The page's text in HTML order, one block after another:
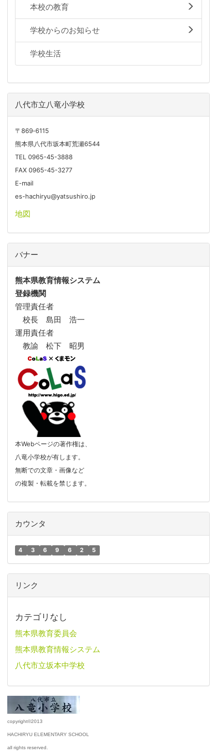
本校の教育
学校からのお知らせ
学校生活
八代市立八竜小学校
〒869‐6115
熊本県八代市坂本町荒瀬6544
TEL 0965-45-3888
FAX 0965-45-3277
E-mail
es-hachiryu@yatsushiro.jp
地図
バナー
熊本県教育情報システム
登録機関
管理責任者
校長 島田 浩一
運用責任者
教諭 松下 昭男
本Webページの著作権は、
八竜小学校が有します。
無断での文章・画像など
の複製・転載を禁じます。
カウンタ
4 3 6 9 6 2 5
リンク
カテゴリなし
熊本県教育委員会
熊本県教育情報システム
八代市立坂本中学校
copyright©2013
HACHIRYU ELEMENTARY SCHOOL
all rights reserved.